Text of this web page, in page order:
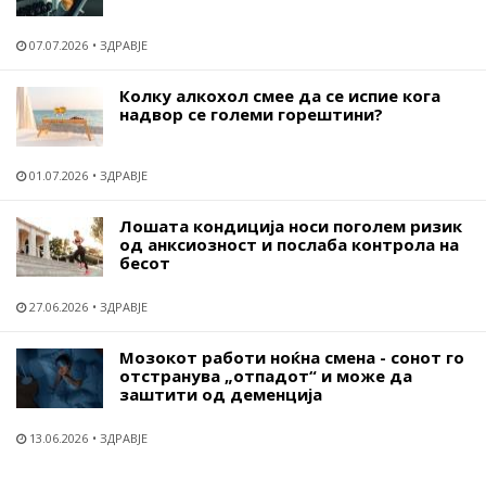
07.07.2026 ЗДРАВЈЕ
Колку алкохол смее да се испие кога
надвор се големи горештини?
01.07.2026 ЗДРАВЈЕ
Лошата кондиција носи поголем ризик
од анксиозност и послаба контрола на
бесот
27.06.2026 ЗДРАВЈЕ
Мозокот работи ноќна смена - сонот го
отстранува „отпадот“ и може да
заштити од деменција
13.06.2026 ЗДРАВЈЕ